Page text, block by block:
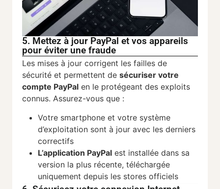
5. Mettez à jour PayPal et vos appareils
pour éviter une fraude
Les mises à jour corrigent les failles de
sécurité et permettent de sécuriser votre
compte PayPal en le protégeant des exploits
connus. Assurez-vous que :
Votre smartphone et votre système
d’exploitation sont à jour avec les derniers
correctifs
L’application PayPal est installée dans sa
version la plus récente, téléchargée
uniquement depuis les stores officiels